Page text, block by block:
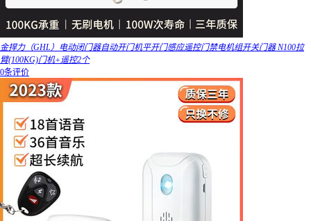
金捍力（GHL）电动闭门器自动开门机平开门感应遥控门禁电机组开关门器 N100拉
臂(100KG)门机+遥控2个
0条评价